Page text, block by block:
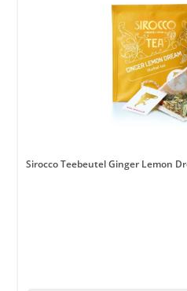
Sirocco Teebeutel Ginger Lemon